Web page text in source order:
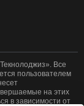
Все
пользователем
на этих
в зависимости от